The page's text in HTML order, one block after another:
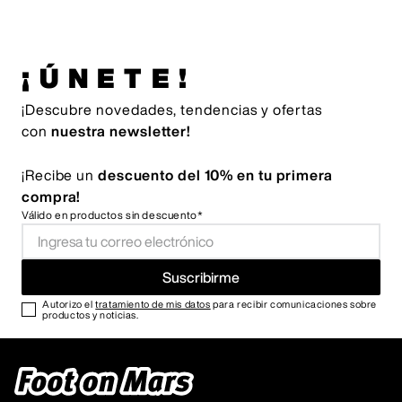
¡ÚNETE!
¡Descubre novedades, tendencias y ofertas
con nuestra newsletter!
¡Recibe un descuento del 10% en tu primera
compra!
Válido en productos sin descuento*
Suscribirme
Autorizo eltratamiento de mis datos para recibir comunicaciones sobre
productos y noticias.